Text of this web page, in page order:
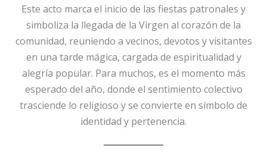
Este acto marca el inicio de las fiestas patronales y
simboliza la llegada de la Virgen al corazón de la
comunidad, reuniendo a vecinos, devotos y visitantes
en una tarde mágica, cargada de espiritualidad y
alegría popular. Para muchos, es el momento más
esperado del año, donde el sentimiento colectivo
trasciende lo religioso y se convierte en símbolo de
identidad y pertenencia.